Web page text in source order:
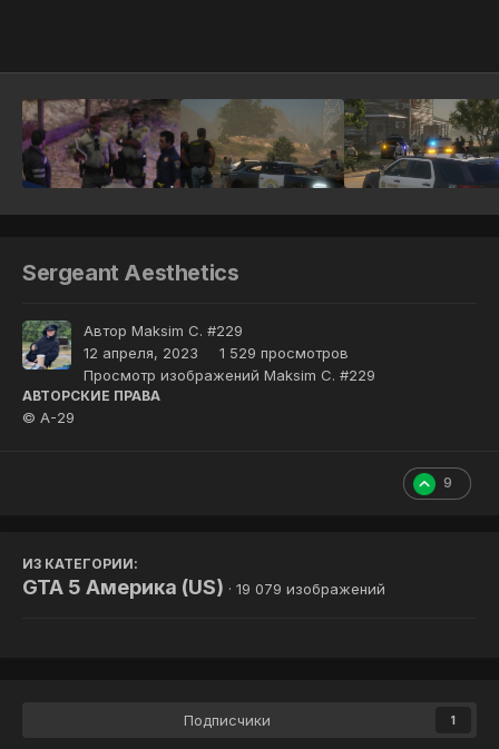
Sergeant Aesthetics
Автор Maksim C. #229
12 апреля, 2023
1 529 просмотров
Просмотр изображений Maksim C. #229
АВТОРСКИЕ ПРАВА
© A-29
9
ИЗ КАТЕГОРИИ:
GTA 5 Америка (US) · 19 079 изображений
Подписчики 1